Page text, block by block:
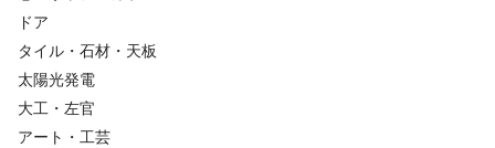
ドア
タイル・石材・天板
太陽光発電
大工・左官
アート・工芸